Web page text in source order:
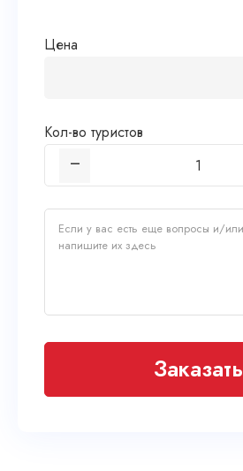
Цена
Кол-во туристов
Заказать